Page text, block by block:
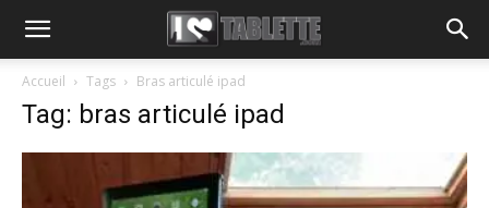
Accueil Tags Bras articulé ipad
Tag: bras articulé ipad